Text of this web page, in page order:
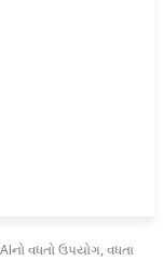
વધતો ઉપયોગ, વધતા